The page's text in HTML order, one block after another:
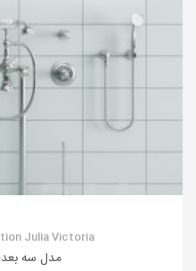
Julia Victoria
مدل سه بعدی